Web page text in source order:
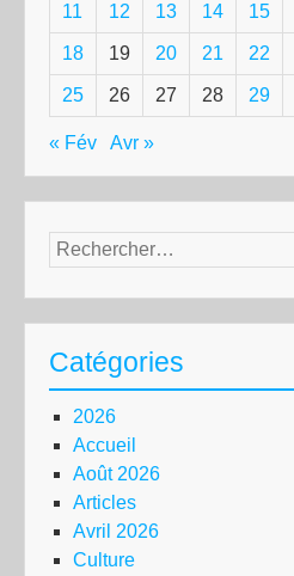
11 12 13 14 15
18 19 20 21 22
25 26 27 28 29
« Fév Avr »
Rechercher :
Catégories
2026
Accueil
Août 2026
Articles
Avril 2026
Culture